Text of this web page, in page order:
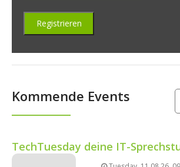
Kommende Events
TechTuesday deine IT-